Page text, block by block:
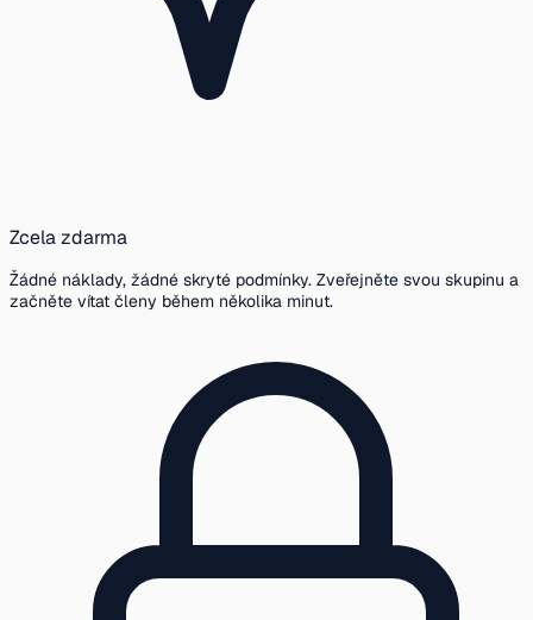
Zcela zdarma
Žádné náklady, žádné skryté podmínky. Zveřejněte svou skupinu a
začněte vítat členy během několika minut.